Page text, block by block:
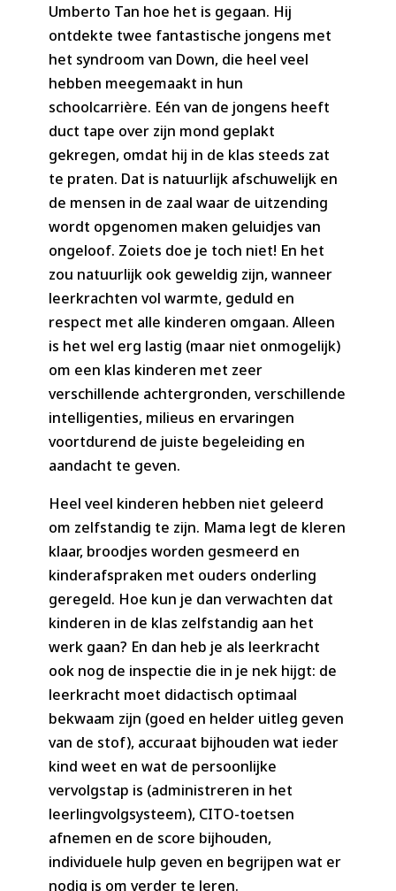
Umberto Tan hoe het is gegaan. Hij
ontdekte twee fantastische jongens met
het syndroom van Down, die heel veel
hebben meegemaakt in hun
schoolcarrière. Eén van de jongens heeft
duct tape over zijn mond geplakt
gekregen, omdat hij in de klas steeds zat
te praten. Dat is natuurlijk afschuwelijk en
de mensen in de zaal waar de uitzending
wordt opgenomen maken geluidjes van
ongeloof. Zoiets doe je toch niet! En het
zou natuurlijk ook geweldig zijn, wanneer
leerkrachten vol warmte, geduld en
respect met alle kinderen omgaan. Alleen
is het wel erg lastig (maar niet onmogelijk)
om een klas kinderen met zeer
verschillende achtergronden, verschillende
intelligenties, milieus en ervaringen
voortdurend de juiste begeleiding en
aandacht te geven.
Heel veel kinderen hebben niet geleerd
om zelfstandig te zijn. Mama legt de kleren
klaar, broodjes worden gesmeerd en
kinderafspraken met ouders onderling
geregeld. Hoe kun je dan verwachten dat
kinderen in de klas zelfstandig aan het
werk gaan? En dan heb je als leerkracht
ook nog de inspectie die in je nek hijgt: de
leerkracht moet didactisch optimaal
bekwaam zijn (goed en helder uitleg geven
van de stof), accuraat bijhouden wat ieder
kind weet en wat de persoonlijke
vervolgstap is (administreren in het
leerlingvolgsysteem), CITO-toetsen
afnemen en de score bijhouden,
individuele hulp geven en begrijpen wat er
nodig is om verder te leren.